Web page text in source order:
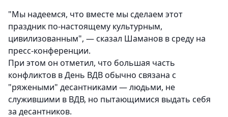
"Мы надеемся, что вместе мы сделаем этот
праздник по-настоящему культурным,
цивилизованным", — сказал Шаманов в среду на
пресс-конференции.
При этом он отметил, что большая часть
конфликтов в День ВДВ обычно связана с
"ряжеными" десантниками — людьми, не
служившими в ВДВ, но пытающимися выдать себя
за десантников.